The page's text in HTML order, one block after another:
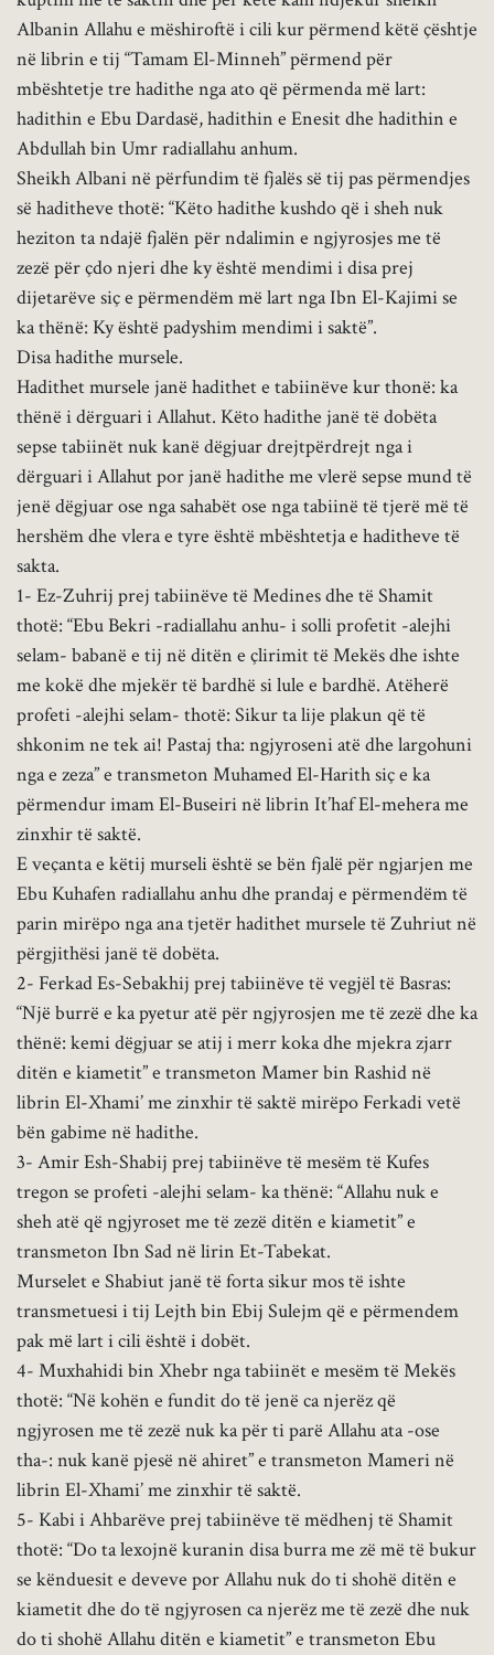
Albanin Allahu e mëshiroftë i cili kur përmend këtë çështje
në librin e tij “Tamam El-Minneh” përmend për
mbështetje tre hadithe nga ato që përmenda më lart:
hadithin e Ebu Dardasë, hadithin e Enesit dhe hadithin e
Abdullah bin Umr radiallahu anhum.
Sheikh Albani në përfundim të fjalës së tij pas përmendjes
së haditheve thotë: “Këto hadithe kushdo që i sheh nuk
heziton ta ndajë fjalën për ndalimin e ngjyrosjes me të
zezë për çdo njeri dhe ky është mendimi i disa prej
dijetarëve siç e përmendëm më lart nga Ibn El-Kajimi se
ka thënë: Ky është padyshim mendimi i saktë”.
Disa hadithe mursele.
Hadithet mursele janë hadithet e tabiinëve kur thonë: ka
thënë i dërguari i Allahut. Këto hadithe janë të dobëta
sepse tabiinët nuk kanë dëgjuar drejtpërdrejt nga i
dërguari i Allahut por janë hadithe me vlerë sepse mund të
jenë dëgjuar ose nga sahabët ose nga tabiinë të tjerë më të
hershëm dhe vlera e tyre është mbështetja e haditheve të
sakta.
1- Ez-Zuhrij prej tabiinëve të Medines dhe të Shamit
thotë: “Ebu Bekri -radiallahu anhu- i solli profetit -alejhi
selam- babanë e tij në ditën e çlirimit të Mekës dhe ishte
me kokë dhe mjekër të bardhë si lule e bardhë. Atëherë
profeti -alejhi selam- thotë: Sikur ta lije plakun që të
shkonim ne tek ai! Pastaj tha: ngjyroseni atë dhe largohuni
nga e zeza” e transmeton Muhamed El-Harith siç e ka
përmendur imam El-Buseiri në librin It’haf El-mehera me
zinxhir të saktë.
E veçanta e këtij murseli është se bën fjalë për ngjarjen me
Ebu Kuhafen radiallahu anhu dhe prandaj e përmendëm të
parin mirëpo nga ana tjetër hadithet mursele të Zuhriut në
përgjithësi janë të dobëta.
2- Ferkad Es-Sebakhij prej tabiinëve të vegjël të Basras:
“Një burrë e ka pyetur atë për ngjyrosjen me të zezë dhe ka
thënë: kemi dëgjuar se atij i merr koka dhe mjekra zjarr
ditën e kiametit” e transmeton Mamer bin Rashid në
librin El-Xhami’ me zinxhir të saktë mirëpo Ferkadi vetë
bën gabime në hadithe.
3- Amir Esh-Shabij prej tabiinëve të mesëm të Kufes
tregon se profeti -alejhi selam- ka thënë: “Allahu nuk e
sheh atë që ngjyroset me të zezë ditën e kiametit” e
transmeton Ibn Sad në lirin Et-Tabekat.
Murselet e Shabiut janë të forta sikur mos të ishte
transmetuesi i tij Lejth bin Ebij Sulejm që e përmendem
pak më lart i cili është i dobët.
4- Muxhahidi bin Xhebr nga tabiinët e mesëm të Mekës
thotë: “Në kohën e fundit do të jenë ca njerëz që
ngjyrosen me të zezë nuk ka për ti parë Allahu ata -ose
tha-: nuk kanë pjesë në ahiret” e transmeton Mameri në
librin El-Xhami’ me zinxhir të saktë.
5- Kabi i Ahbarëve prej tabiinëve të mëdhenj të Shamit
thotë: “Do ta lexojnë kuranin disa burra me zë më të bukur
se kënduesit e deveve por Allahu nuk do ti shohë ditën e
kiametit dhe do të ngjyrosen ca njerëz me të zezë dhe nuk
do ti shohë Allahu ditën e kiametit” e transmeton Ebu